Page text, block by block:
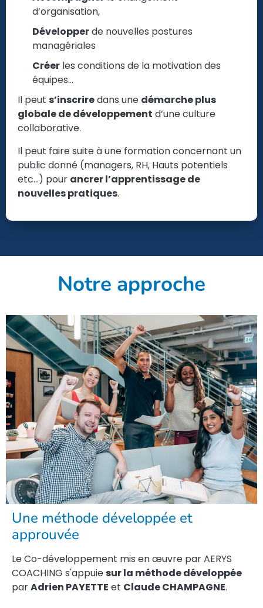
d’organisation,
Développerde nouvelles postures
managériales
Créer les conditions de la motivation des
équipes…
Il peut s’inscriredans une démarche plus
globale de développement d’une culture
collaborative.
Il peut faire suite à une formation concernant un
public donné (managers, RH, Hauts potentiels
etc…) pour ancrer l’apprentissage de
nouvelles pratiques.
Notre approche
Une méthode développée et
approuvée
Le Co-développement mis en œuvre par AERYS
COACHING s'appuiesur la méthode développée
parAdrien PAYETTE et Claude CHAMPAGNE.